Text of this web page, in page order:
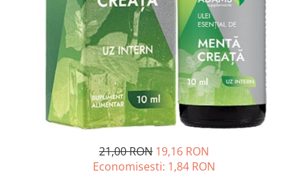
Par si unghii
Probiotice si prebiotice
Sanatate urinara
Sistemul respirator
Slabire si control greutate
Somn stres si anxietate
Balsam masca si tratament
Produse cu SPF Pentru Fata
Repelenti insecte
21,00 RON 19,16 RON
Economisesti: 1,84 RON